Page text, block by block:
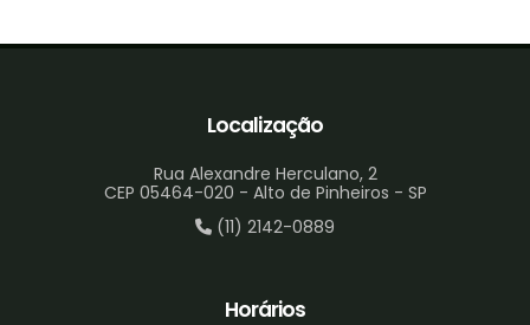
Localização
Rua Alexandre Herculano, 2
CEP 05464-020 - Alto de Pinheiros - SP
(11) 2142-0889
Horários